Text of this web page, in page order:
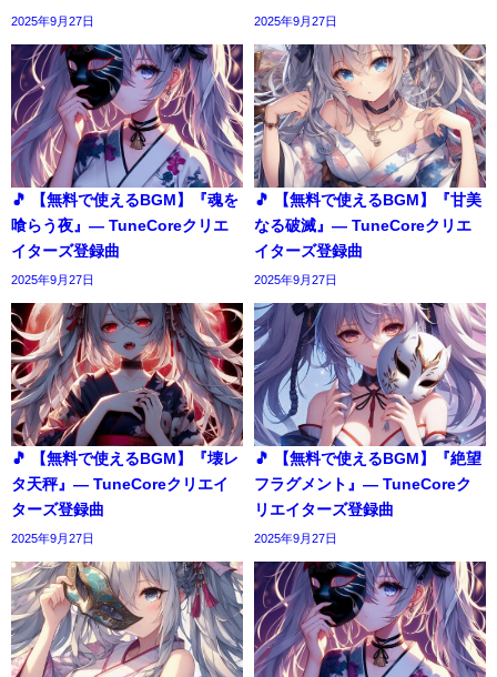
2025年9月27日 2025年9月27日
🎵 【無料で使えるBGM】『魂を
喰らう夜』― TuneCoreクリエ
イターズ登録曲
2025年9月27日
🎵 【無料で使えるBGM】『甘美
なる破滅』― TuneCoreクリエ
イターズ登録曲
2025年9月27日
🎵 【無料で使えるBGM】『壊レ
タ天秤』― TuneCoreクリエイ
ターズ登録曲
2025年9月27日
🎵 【無料で使えるBGM】『絶望
フラグメント』― TuneCoreク
リエイターズ登録曲
2025年9月27日